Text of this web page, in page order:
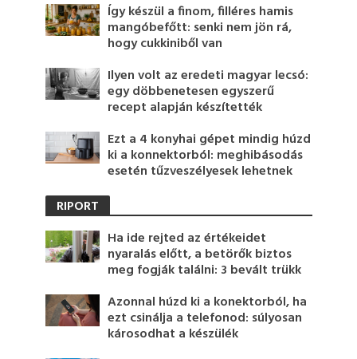
Így készül a finom, filléres hamis
mangóbefőtt: senki nem jön rá,
hogy cukkiniből van
Ilyen volt az eredeti magyar lecsó:
egy döbbenetesen egyszerű
recept alapján készítették
Ezt a 4 konyhai gépet mindig húzd
ki a konnektorból: meghibásodás
esetén tűzveszélyesek lehetnek
RIPORT
Ha ide rejted az értékeidet
nyaralás előtt, a betörők biztos
meg fogják találni: 3 bevált trükk
Azonnal húzd ki a konektorból, ha
ezt csinálja a telefonod: súlyosan
károsodhat a készülék